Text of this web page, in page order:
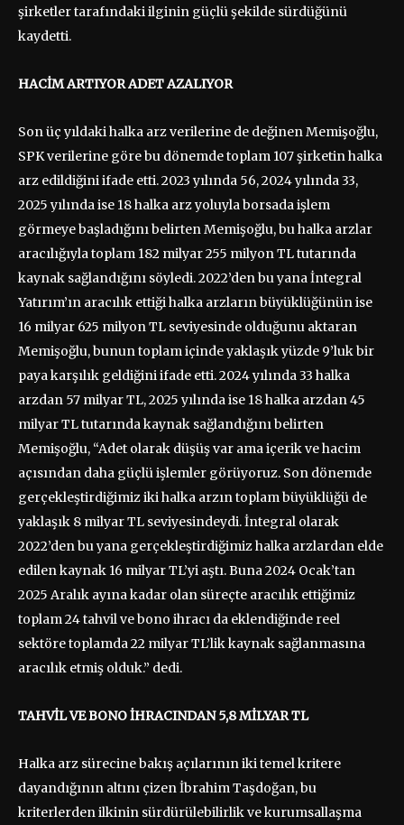
şirketler tarafındaki ilginin güçlü şekilde sürdüğünü
kaydetti.
HACİM ARTIYOR ADET AZALIYOR
Son üç yıldaki halka arz verilerine de değinen Memişoğlu,
SPK verilerine göre bu dönemde toplam 107 şirketin halka
arz edildiğini ifade etti. 2023 yılında 56, 2024 yılında 33,
2025 yılında ise 18 halka arz yoluyla borsada işlem
görmeye başladığını belirten Memişoğlu, bu halka arzlar
aracılığıyla toplam 182 milyar 255 milyon TL tutarında
kaynak sağlandığını söyledi. 2022’den bu yana İntegral
Yatırım’ın aracılık ettiği halka arzların büyüklüğünün ise
16 milyar 625 milyon TL seviyesinde olduğunu aktaran
Memişoğlu, bunun toplam içinde yaklaşık yüzde 9’luk bir
paya karşılık geldiğini ifade etti. 2024 yılında 33 halka
arzdan 57 milyar TL, 2025 yılında ise 18 halka arzdan 45
milyar TL tutarında kaynak sağlandığını belirten
Memişoğlu, “Adet olarak düşüş var ama içerik ve hacim
açısından daha güçlü işlemler görüyoruz. Son dönemde
gerçekleştirdiğimiz iki halka arzın toplam büyüklüğü de
yaklaşık 8 milyar TL seviyesindeydi. İntegral olarak
2022’den bu yana gerçekleştirdiğimiz halka arzlardan elde
edilen kaynak 16 milyar TL’yi aştı. Buna 2024 Ocak’tan
2025 Aralık ayına kadar olan süreçte aracılık ettiğimiz
toplam 24 tahvil ve bono ihracı da eklendiğinde reel
sektöre toplamda 22 milyar TL’lik kaynak sağlanmasına
aracılık etmiş olduk.” dedi.
TAHVİL VE BONO İHRACINDAN 5,8 MİLYAR TL
Halka arz sürecine bakış açılarının iki temel kritere
dayandığının altını çizen İbrahim Taşdoğan, bu
kriterlerden ilkinin sürdürülebilirlik ve kurumsallaşma